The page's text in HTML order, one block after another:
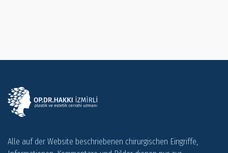
Alle auf der Website beschriebenen chirurgischen Eingriffe,